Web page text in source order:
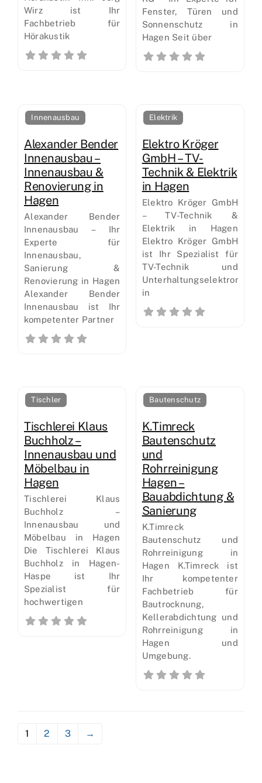
Wirz ist Ihr
Fachbetrieb für
Hörakustik
Fenster, Türen und
Sonnenschutz in
Hagen Seit über
Innenausbau
Alexander Bender
Innenausbau –
Innenausbau &
Renovierung in
Hagen
Alexander Bender
Innenausbau – Ihr
Experte für
Innenausbau,
Sanierung &
Renovierung in Hagen
Alexander Bender
Innenausbau ist Ihr
kompetenter Partner
Elektrik
Elektro Kröger
GmbH – TV-
Technik & Elektrik
in Hagen
Elektro Kröger GmbH
– TV-Technik &
Elektrik in Hagen
Elektro Kröger GmbH
ist Ihr Spezialist für
TV-Technik und
Unterhaltungselektronik
in
Tischler
Tischlerei Klaus
Buchholz –
Innenausbau und
Möbelbau in
Hagen
Tischlerei Klaus
Buchholz –
Innenausbau und
Möbelbau in Hagen
Die Tischlerei Klaus
Buchholz in Hagen-
Haspe ist Ihr
Spezialist für
hochwertigen
Bautenschutz
K.Timreck
Bautenschutz
und
Rohrreinigung
Hagen –
Bauabdichtung &
Sanierung
K.Timreck
Bautenschutz und
Rohrreinigung in
Hagen K.Timreck ist
Ihr kompetenter
Fachbetrieb für
Bautrocknung,
Kellerabdichtung und
Rohrreinigung in
Hagen und
Umgebung.
1 2 3 →